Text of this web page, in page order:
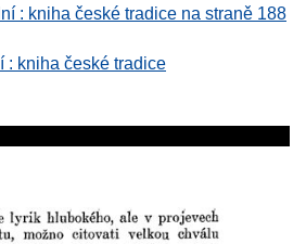
: kniha české tradice na straně 188
: kniha české tradice